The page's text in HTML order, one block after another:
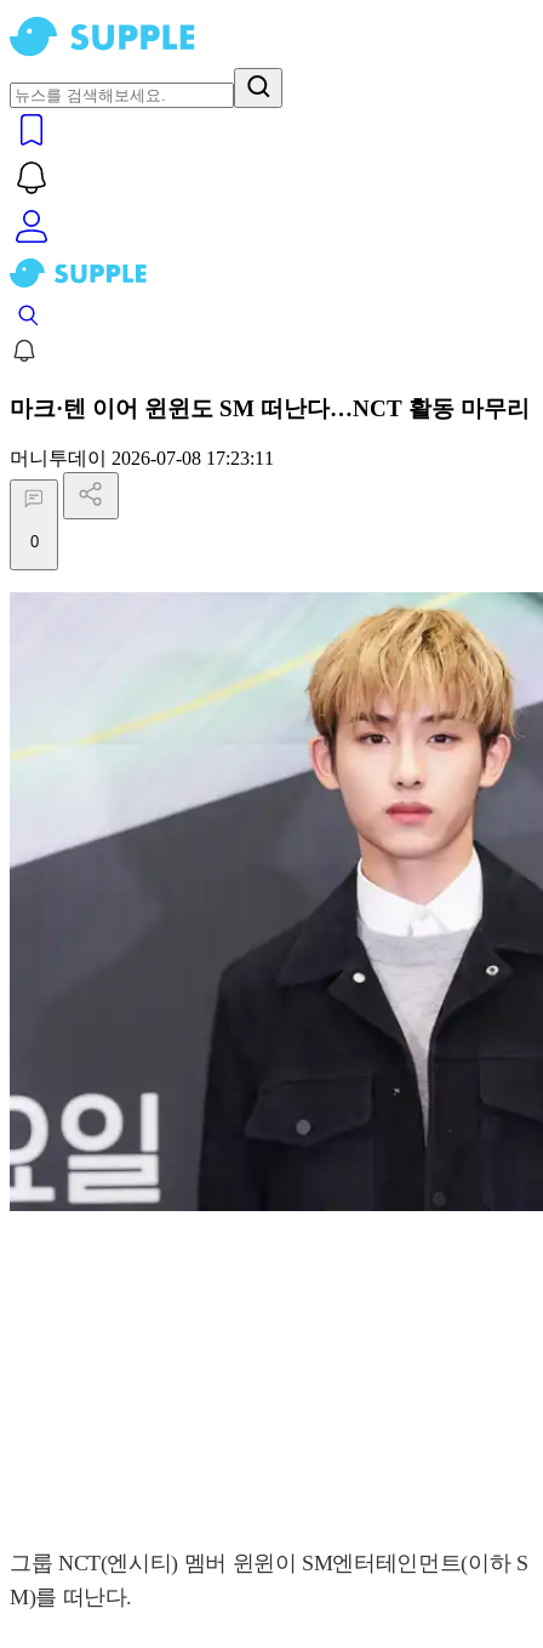
마크·텐 이어 윈윈도 SM 떠난다…NCT 활동 마무리
머니투데이 2026-07-08 17:23:11
0
그룹 NCT(엔시티) 멤버 윈윈이 SM엔터테인먼트(이하 S
M)를 떠난다.